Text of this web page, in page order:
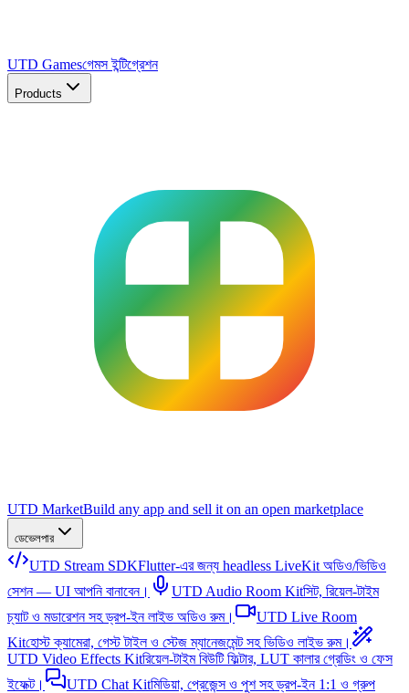
UTD Gamesগেমস ইন্টিগ্রেশন
Products
UTD MarketBuild any app and sell it on an open marketplace
ডেভেলপার
UTD Stream SDKFlutter-এর জন্য headless LiveKit অডিও/ভিডিও
সেশন — UI আপনি বানাবেন।
UTD Audio Room Kitসিট, রিয়েল-টাইম
চ্যাট ও মডারেশন সহ ড্রপ-ইন লাইভ অডিও রুম।
UTD Live Room
Kitহোস্ট ক্যামেরা, গেস্ট টাইল ও স্টেজ ম্যানেজমেন্ট সহ ভিডিও লাইভ রুম।
UTD Video Effects Kitরিয়েল-টাইম বিউটি ফিল্টার, LUT কালার গ্রেডিং ও ফেস
ইফেক্ট।
UTD Chat Kitমিডিয়া, প্রেজেন্স ও পুশ সহ ড্রপ-ইন 1:1 ও গ্রুপ